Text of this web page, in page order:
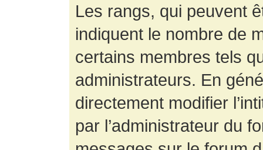
Les rangs, qui peuvent
indiquent le nombre de
certains membres tels
administrateurs. En
directement modifier
par l’administrateur du